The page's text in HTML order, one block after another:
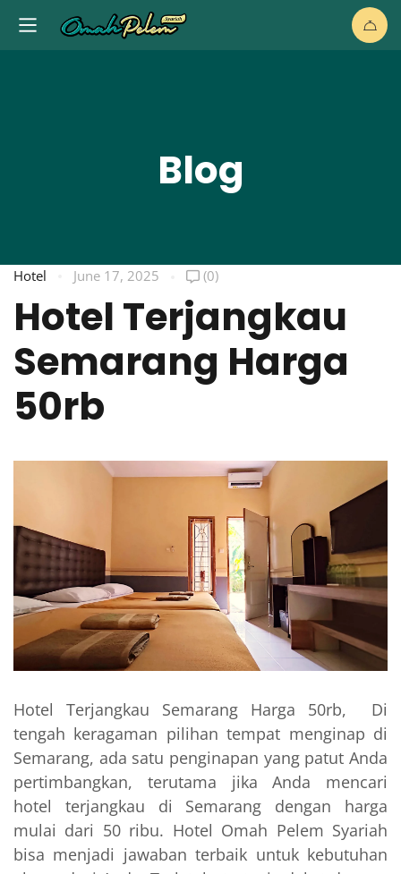
Blog
Hotel June 17, 2025 (0)
Hotel Terjangkau
Semarang Harga
50rb
Hotel Terjangkau Semarang Harga 50rb, Di
tengah keragaman pilihan tempat menginap di
Semarang, ada satu penginapan yang patut Anda
pertimbangkan, terutama jika Anda mencari
hotel terjangkau di Semarang dengan harga
mulai dari 50 ribu. Hotel Omah Pelem Syariah
bisa menjadi jawaban terbaik untuk kebutuhan